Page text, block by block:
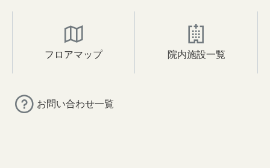
フロアマップ 院内施設一覧
お問い合わせ一覧